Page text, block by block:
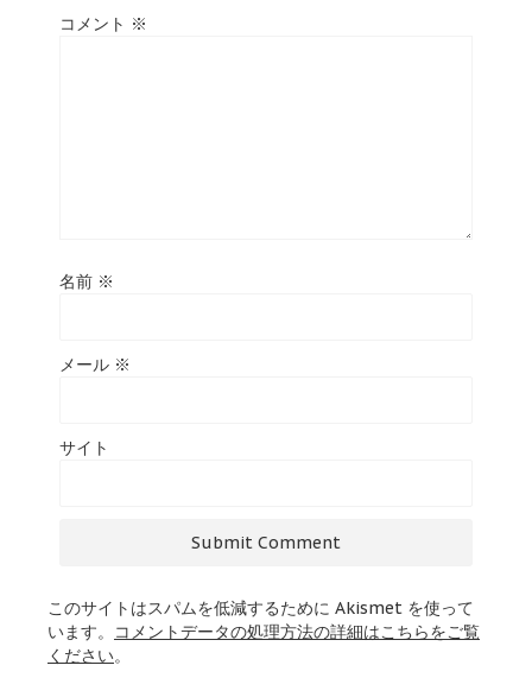
コメント ※
名前 ※
メール ※
サイト
このサイトはスパムを低減するために Akismet を使って
います。
コメントデータの処理方法の詳細はこちらをご覧
ください。